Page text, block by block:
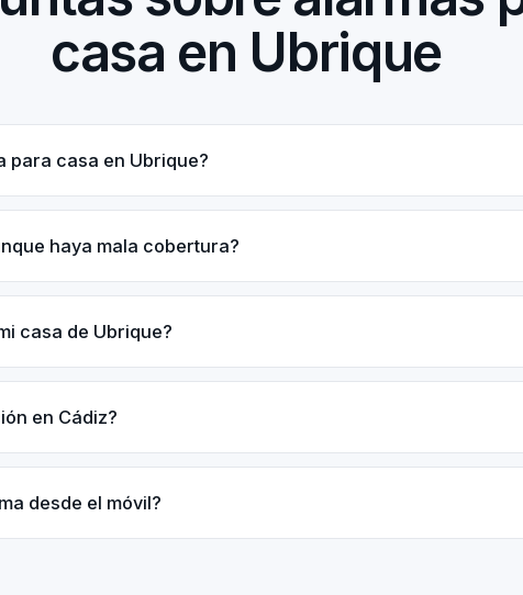
casa en Ubrique
para casa en Ubrique?
haya mala cobertura?
casa de Ubrique?
en Cádiz?
desde el móvil?